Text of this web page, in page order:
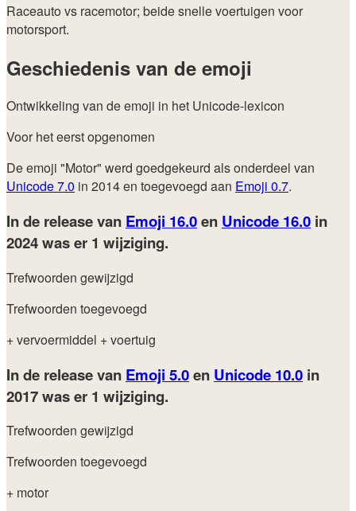
Raceauto vs racemotor; beide snelle voertuigen voor
motorsport.
Geschiedenis van de emoji
Ontwikkeling van de emoji in het Unicode-lexicon
Voor het eerst opgenomen
De emoji "Motor" werd goedgekeurd als onderdeel van
Unicode 7.0 in 2014 en toegevoegd aan Emoji 0.7.
In de release van Emoji 16.0en Unicode 16.0 in
2024was er 1 wijziging.
Trefwoorden gewijzigd
Trefwoorden toegevoegd
+ vervoermiddel + voertuig
In de release van Emoji 5.0en Unicode 10.0 in
2017was er 1 wijziging.
Trefwoorden gewijzigd
Trefwoorden toegevoegd
+ motor